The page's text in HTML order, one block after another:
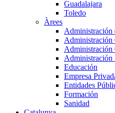
Guadalajara
Toledo
Àrees
Administración
Administración
Administración
Administración
Educación
Empresa
Entidades
Formación
Sanidad